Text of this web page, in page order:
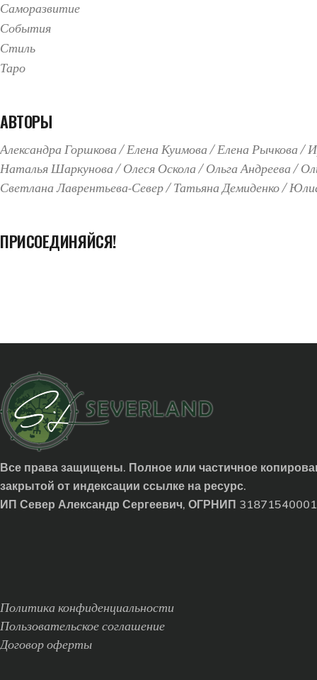
Саморазвитие
События
Стиль
Таро
АВТОРЫ
Александра Горшкова Елена Куимова Елена Рычкова
Наталья Шаркунова
Олеся Оскола Ольга Андреева
Светлана Лаврентьева-Север
Татьяна Демиденко
ПРИСОЕДИНЯЙСЯ!
Все права защищены. Полное или частичное
закрытой от индексации ссылке на ресурс.
ИП Север Александр Сергеевич, ОГРНИП
Политика конфиденциальности
Пользовательское соглашение
Договор оферты